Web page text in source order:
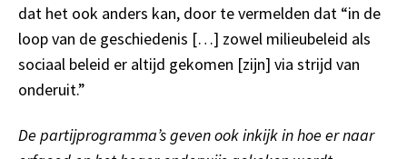
dat het ook anders kan, door te vermelden dat “in de
loop van de geschiedenis […] zowel milieubeleid als
sociaal beleid er altijd gekomen [zijn] via strijd van
onderuit.”
De partijprogramma’s geven ook inkijk in hoe er naar